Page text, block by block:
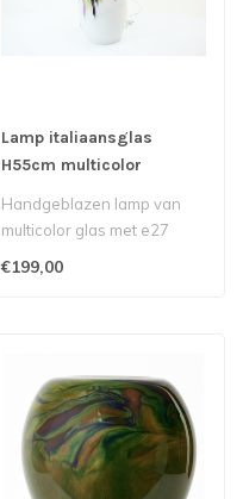
Lamp italiaansglas
H55cm multicolor
Handgeblazen lamp van
multicolor glas met e27
€199,00